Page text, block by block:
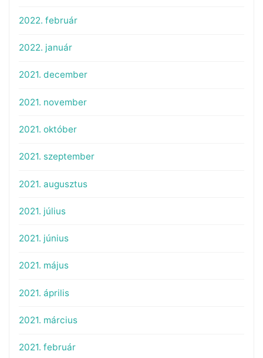
2022. február
2022. január
2021. december
2021. november
2021. október
2021. szeptember
2021. augusztus
2021. július
2021. június
2021. május
2021. április
2021. március
2021. február